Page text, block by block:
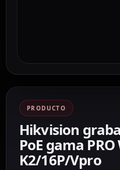
PRODUCTO
Hikvision
PoE gama
K2/16P/Vpro